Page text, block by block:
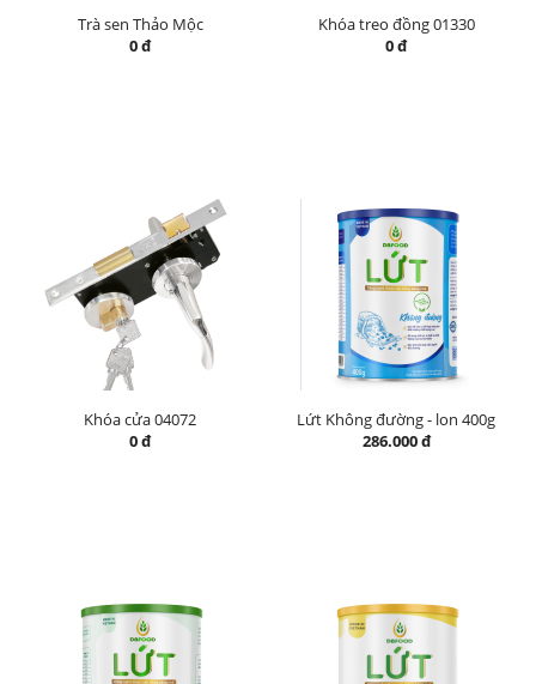
Trà sen Thảo Mộc
0 đ
Khóa treo đồng 01330
0 đ
Khóa cửa 04072
0 đ
Lứt Không đường - lon 400g
286.000 đ